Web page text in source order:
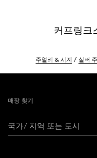
커프링크
주얼리 & 시계 실버
매장 찾기
국가/ 지역 또는 도시